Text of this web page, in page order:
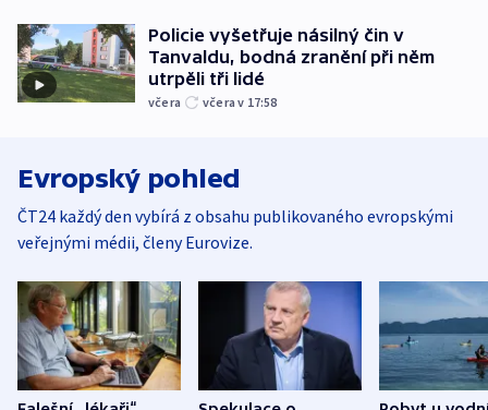
Policie vyšetřuje násilný čin v
Tanvaldu, bodná zranění při něm
utrpěli tři lidé
včera včera v 17:58
Evropský pohled
ČT24 každý den vybírá z obsahu publikovaného evropskými
veřejnými médii, členy Eurovize.